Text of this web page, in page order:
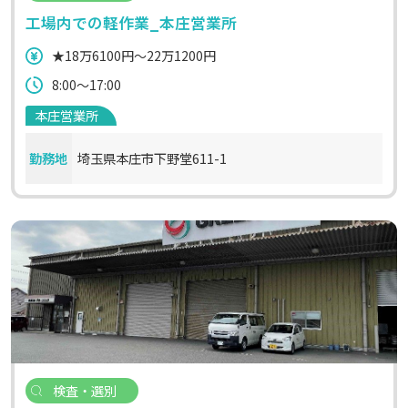
工場内での軽作業_本庄営業所
★18万6100円～22万1200円
8:00～17:00
本庄営業所
勤務地 埼玉県本庄市下野堂611-1
検査・選別